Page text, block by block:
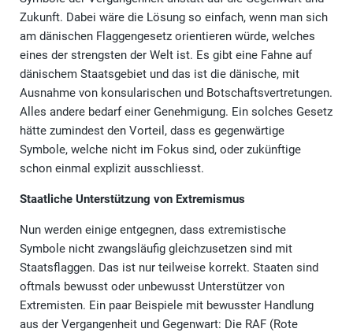
Zukunft. Dabei wäre die Lösung so einfach, wenn man sich
am dänischen Flaggengesetz orientieren würde, welches
eines der strengsten der Welt ist. Es gibt eine Fahne auf
dänischem Staatsgebiet und das ist die dänische, mit
Ausnahme von konsularischen und Botschaftsvertretungen.
Alles andere bedarf einer Genehmigung. Ein solches Gesetz
hätte zumindest den Vorteil, dass es gegenwärtige
Symbole, welche nicht im Fokus sind, oder zukünftige
schon einmal explizit ausschliesst.
Staatliche Unterstützung von Extremismus
Nun werden einige entgegnen, dass extremistische
Symbole nicht zwangsläufig gleichzusetzen sind mit
Staatsflaggen. Das ist nur teilweise korrekt. Staaten sind
oftmals bewusst oder unbewusst Unterstützer von
Extremisten. Ein paar Beispiele mit bewusster Handlung
aus der Vergangenheit und Gegenwart: Die RAF (Rote